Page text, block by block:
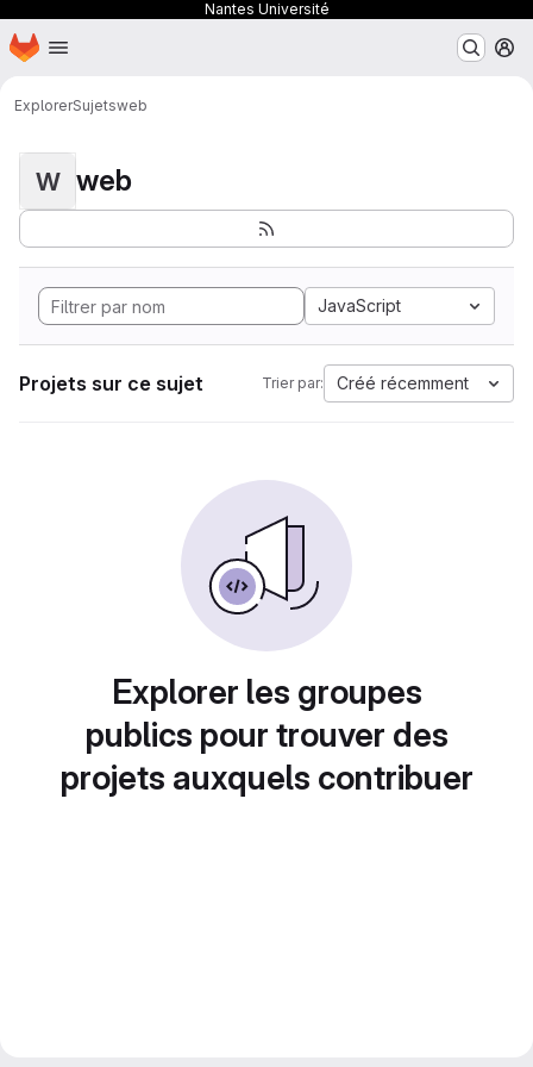
Nantes Université
Passer au contenu principal
Page d'accueil
ExplorerSujetsweb
W web
JavaScript
Projets sur ce sujet Trier par: Créé récemment
Explorer les groupes
publics pour trouver des
projets auxquels contribuer